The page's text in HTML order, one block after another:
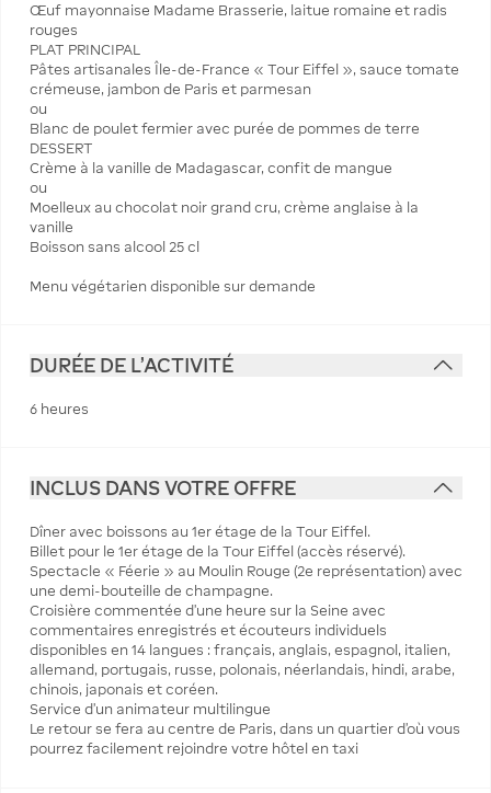
Œuf mayonnaise Madame Brasserie, laitue romaine et radis
rouges
PLAT PRINCIPAL
Pâtes artisanales Île-de-France « Tour Eiffel », sauce tomate
crémeuse, jambon de Paris et parmesan
ou
Blanc de poulet fermier avec purée de pommes de terre
DESSERT
Crème à la vanille de Madagascar, confit de mangue
ou
Moelleux au chocolat noir grand cru, crème anglaise à la
vanille
Boisson sans alcool 25 cl
Menu végétarien disponible sur demande
DURÉE DE L'ACTIVITÉ
6 heures
INCLUS DANS VOTRE OFFRE
Dîner avec boissons au 1er étage de la Tour Eiffel.
Billet pour le 1er étage de la Tour Eiffel (accès réservé).
Spectacle « Féerie » au Moulin Rouge (2e représentation) avec
une demi-bouteille de champagne.
Croisière commentée d'une heure sur la Seine avec
commentaires enregistrés et écouteurs individuels
disponibles en 14 langues : français, anglais, espagnol, italien,
allemand, portugais, russe, polonais, néerlandais, hindi, arabe,
chinois, japonais et coréen.
Service d'un animateur multilingue
Le retour se fera au centre de Paris, dans un quartier d'où vous
pourrez facilement rejoindre votre hôtel en taxi